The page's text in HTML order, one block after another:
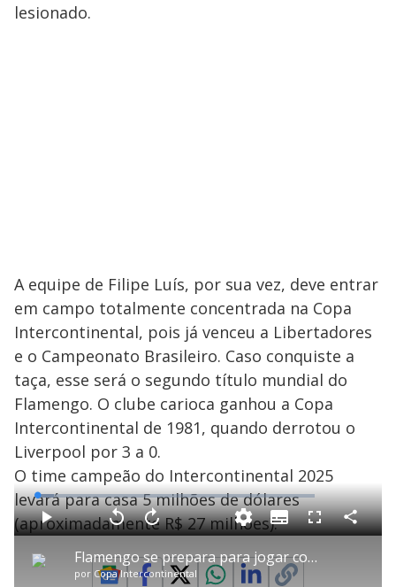
lesionado.
A equipe de Filipe Luís, por sua vez, deve entrar
em campo totalmente concentrada na Copa
Intercontinental, pois já venceu a Libertadores
e o Campeonato Brasileiro. Caso conquiste a
taça, esse será o segundo título mundial do
Flamengo. O clube carioca ganhou a Copa
Intercontinental de 1981, quando derrotou o
Liverpool por 3 a 0.
O time campeão do Intercontinental 2025
levará para casa 5 milhões de dólares
(aproximadamente R$ 27 milhões).
P Flamengo se prepara para jogar contra o PSG na final da Copa Intercontinental contra PSG
por Copa Intercontinental
P V
t
a
r
A
n
ç
a
L
o
a
d
e
S
u
b
i
t
l
e
F
l
C
o